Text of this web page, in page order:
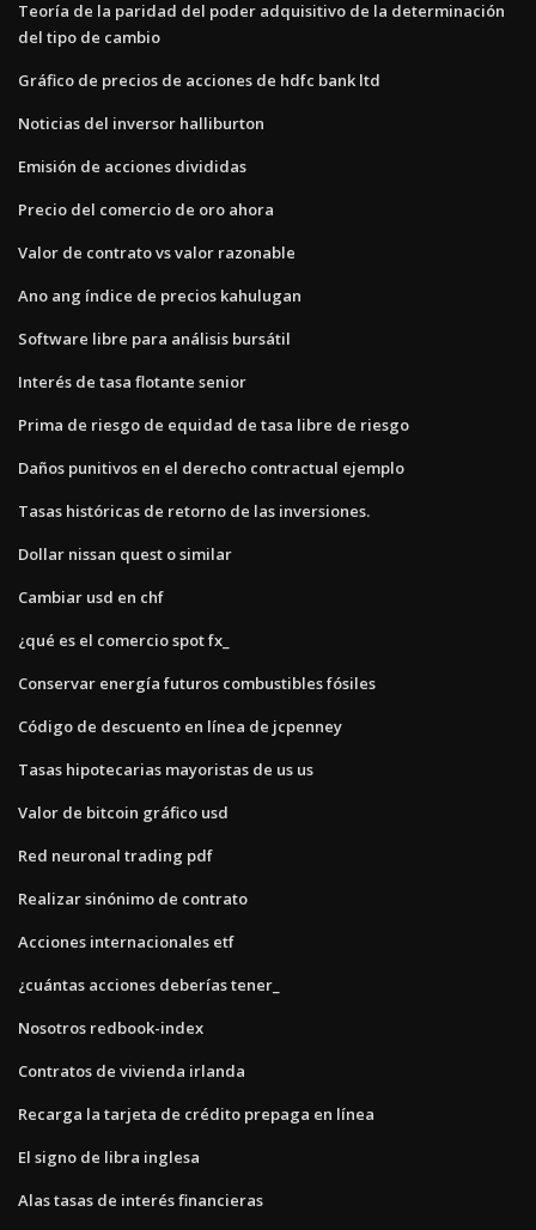
Teoría de la paridad del poder adquisitivo de la determinación
del tipo de cambio
Gráfico de precios de acciones de hdfc bank ltd
Noticias del inversor halliburton
Emisión de acciones divididas
Precio del comercio de oro ahora
Valor de contrato vs valor razonable
Ano ang índice de precios kahulugan
Software libre para análisis bursátil
Interés de tasa flotante senior
Prima de riesgo de equidad de tasa libre de riesgo
Daños punitivos en el derecho contractual ejemplo
Tasas históricas de retorno de las inversiones.
Dollar nissan quest o similar
Cambiar usd en chf
¿qué es el comercio spot fx_
Conservar energía futuros combustibles fósiles
Código de descuento en línea de jcpenney
Tasas hipotecarias mayoristas de us us
Valor de bitcoin gráfico usd
Red neuronal trading pdf
Realizar sinónimo de contrato
Acciones internacionales etf
¿cuántas acciones deberías tener_
Nosotros redbook-index
Contratos de vivienda irlanda
Recarga la tarjeta de crédito prepaga en línea
El signo de libra inglesa
Alas tasas de interés financieras